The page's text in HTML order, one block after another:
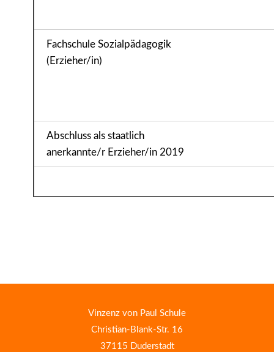
Fachschule Sozialpädagogik
(Erzieher/in)
Abschluss als staatlich
anerkannte/r Erzieher/in 2019
Vinzenz von Paul Schule
Christian-Blank-Str. 16
37115 Duderstadt